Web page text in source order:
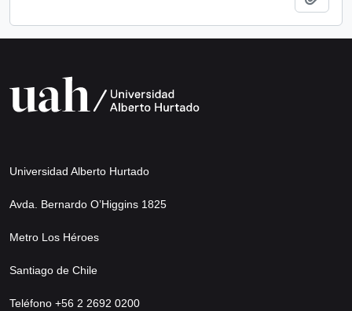
Universidad Alberto Hurtado
Avda. Bernardo O’Higgins 1825
Metro Los Héroes
Santiago de Chile
Teléfono +56 2 2692 0200